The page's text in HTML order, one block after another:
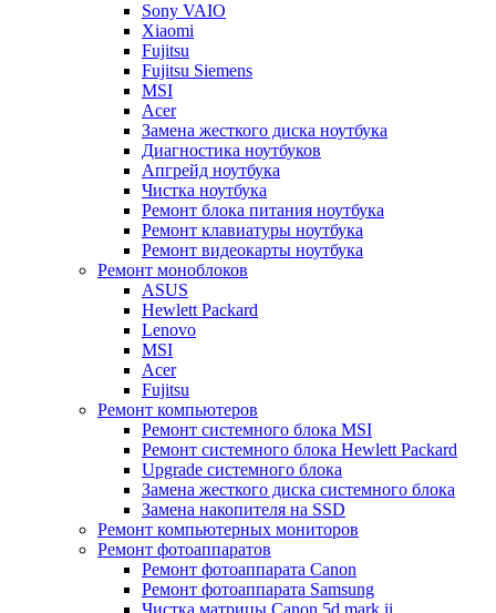
Sony VAIO
Xiaomi
Fujitsu
Fujitsu Siemens
MSI
Acer
Замена жесткого диска ноутбука
Диагностика ноутбуков
Апгрейд ноутбука
Чистка ноутбука
Ремонт блока питания ноутбука
Ремонт клавиатуры ноутбука
Ремонт видеокарты ноутбука
Ремонт моноблоков
ASUS
Hewlett Packard
Lenovo
MSI
Acer
Fujitsu
Ремонт компьютеров
Ремонт системного блока MSI
Ремонт системного блока Hewlett Packard
Upgrade системного блока
Замена жесткого диска системного блока
Замена накопителя на SSD
Ремонт компьютерных мониторов
Ремонт фотоаппаратов
Ремонт фотоаппарата Canon
Ремонт фотоаппарата Samsung
Чистка матрицы Canon 5d mark ii